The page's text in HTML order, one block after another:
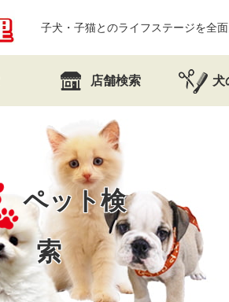
子犬・子猫とのライフステージを全
店舗検索 犬
ペット検
索